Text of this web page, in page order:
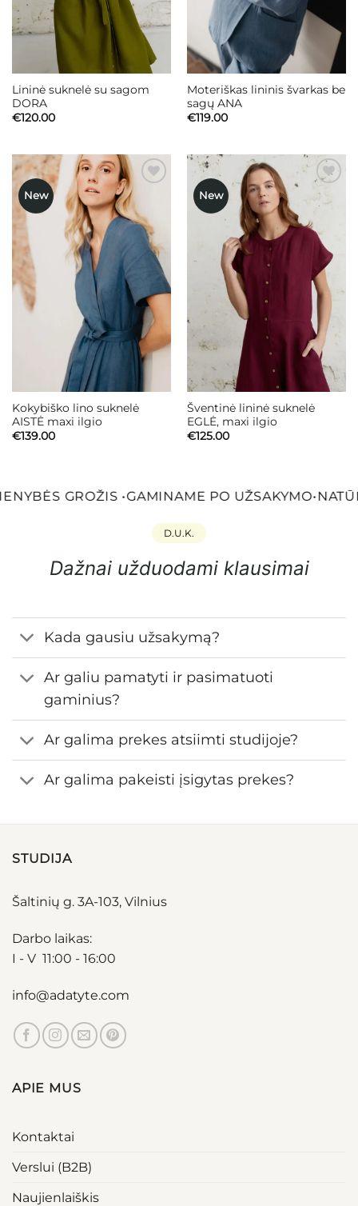
Lininė suknelė su sagom
DORA
€120.00
Moteriškas lininis švarkas be
sagų ANA
€119.00
New
Mėgstamiausias
Kokybiško lino suknelė
AISTĖ maxi ilgio
€139.00
New
Mėgstamiausias
Šventinė lininė suknelė
EGLĖ, maxi ilgio
€125.00
GROŽIS• GAMINAME PO UŽSAKYMO•
D.U.K.
Dažnai užduodami klausimai
Kada gausiu užsakymą?
Ar galiu pamatyti ir pasimatuoti
gaminius?
Ar galima prekes atsiimti studijoje?
Ar galima pakeisti įsigytas prekes?
STUDIJA
Šaltinių g. 3A-103, Vilnius
Darbo laikas:
I - V 11:00 - 16:00
info@adatyte.com
APIE MUS
Kontaktai
Verslui (B2B)
Naujienlaiškis